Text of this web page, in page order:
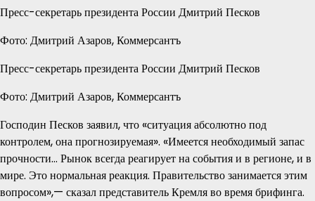
Пресс-секретарь президента России Дмитрий Песков
Фото: Дмитрий Азаров, Коммерсантъ
Пресс-секретарь президента России Дмитрий Песков
Фото: Дмитрий Азаров, Коммерсантъ
Господин Песков заявил, что «ситуация абсолютно под
контролем, она прогнозируемая». «Имеется необходимый запас
прочности… Рынок всегда реагирует на события и в регионе, и в
мире. Это нормальная реакция. Правительство занимается этим
вопросом»,— сказал представитель Кремля во время брифинга.